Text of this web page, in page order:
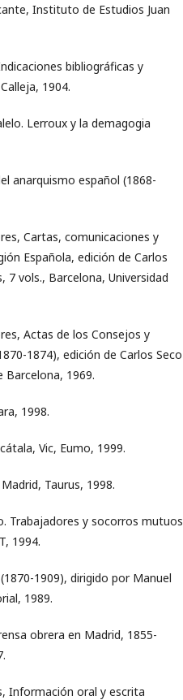
Instituto de Estudios Juan
bibliográficas y
1904.
Lerroux y la demagogia
anarquismo español (1868-
Cartas, comunicaciones y
Española, edición de Carlos
7 vols., Barcelona, Universidad
Actas de los Consejos y
1874), edición de Carlos Seco
Barcelona, 1969.
1998.
Vic, Eumo, 1999.
Taurus, 1998.
Trabajadores y socorros mutuos
1994.
1909), dirigido por Manuel
1989.
obrera en Madrid, 1855-
Información oral y escrita